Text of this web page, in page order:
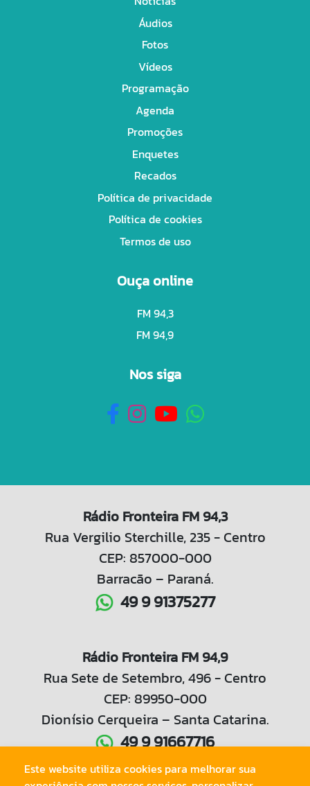
Áudios
Fotos
Vídeos
Programação
Agenda
Promoções
Enquetes
Recados
Política de privacidade
Política de cookies
Termos de uso
Ouça online
FM 94,3
FM 94,9
Nos siga
Rádio Fronteira FM 94,3
Rua Vergilio Sterchille, 235 - Centro
CEP: 857000-000
Barracão – Paraná.
49 9 91375277
Rádio Fronteira FM 94,9
Rua Sete de Setembro, 496 - Centro
CEP: 89950-000
Dionísio Cerqueira – Santa Catarina.
49 9 91667716
Este website utiliza cookies para melhorar sua